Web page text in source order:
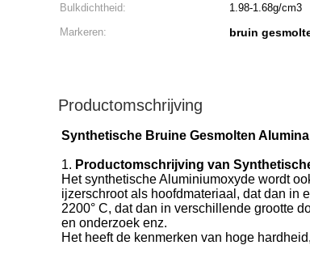
Bulkdichtheid:
1.98-1.68g/cm3
Markeren:
bruin
Productomschrijving
Synthetische Bruine Gesmolten
1. Productomschrijving van
Het synthetische Aluminiumoxyde wordt
ijzerschroot als hoofdmateriaal, dat dan in
2200° C, dat dan in verschillende grootte
en onderzoek enz.
Het heeft de kenmerken van hoge